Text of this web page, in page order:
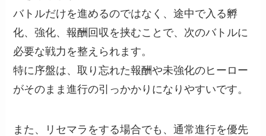
バトルだけを進めるのではなく、途中で入る孵
化、強化、報酬回収を挟むことで、次のバトルに
必要な戦力を整えられます。
特に序盤は、取り忘れた報酬や未強化のヒーロー
がそのまま進行の引っかかりになりやすいです。
また、リセマラをする場合でも、通常進行を優先